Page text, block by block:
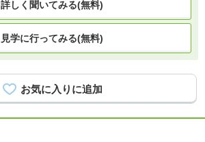
詳しく聞いてみる(無料)
見学に行ってみる(無料)